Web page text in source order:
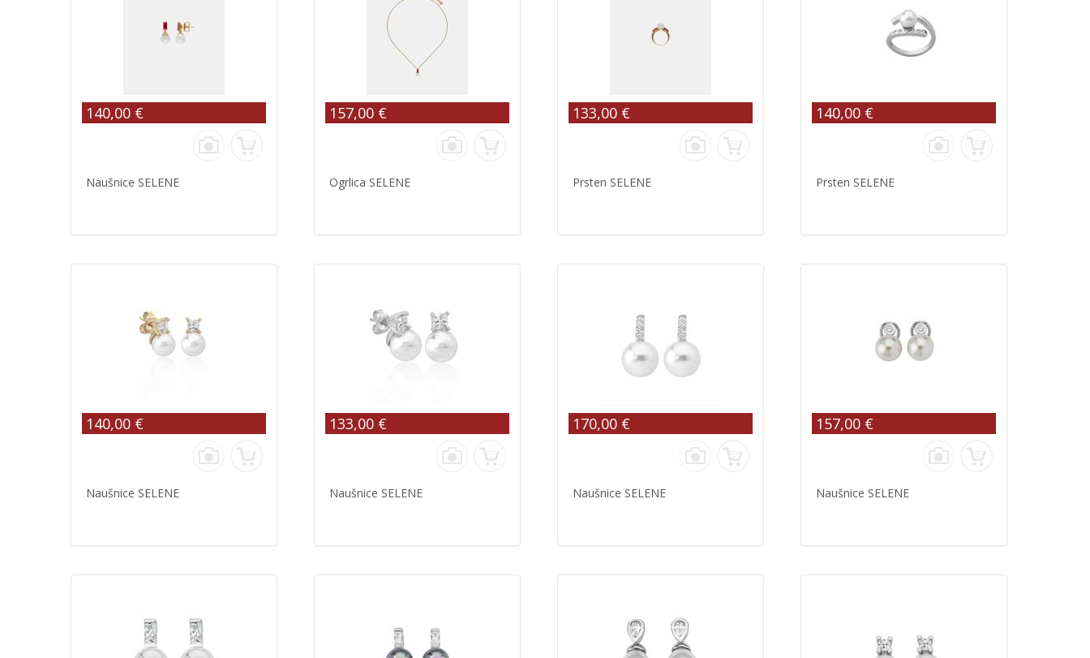
140,00 €
Naušnice SELENE
157,00 €
Ogrlica SELENE
133,00 €
Prsten SELENE
140,00 €
Prsten SELENE
140,00 €
Naušnice SELENE
133,00 €
Naušnice SELENE
170,00 €
Naušnice SELENE
157,00 €
Naušnice SELENE